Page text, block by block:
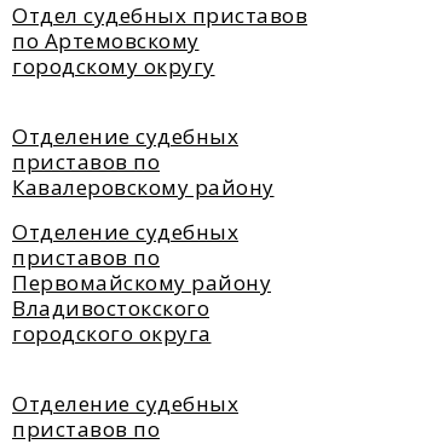
Отдел судебных приставов
по Артемовскому
городскому округу
Отделение судебных
приставов по
Кавалеровскому району
Отделение судебных
приставов по
Первомайскому району
Владивостокского
городского округа
Отделение судебных
приставов по